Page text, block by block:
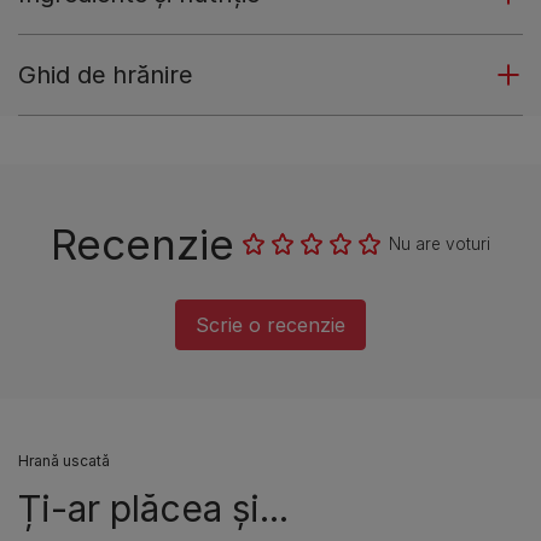
Ghid de hrănire
Recenzie Nu are voturi
Scrie o recenzie
Hrană uscată
Ți-ar plăcea și...